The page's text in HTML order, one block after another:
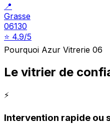
📍
Grasse
06130
⭐ 4.9/5
Pourquoi Azur Vitrerie 06
Le vitrier de
⚡
Intervention rapide ou